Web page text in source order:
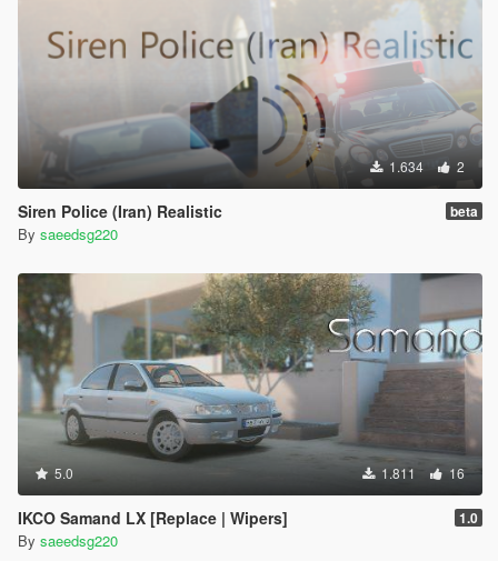
1.634 2
Siren Police (Iran) Realistic beta
By saeedsg220
5.0 1.811 16
IKCO Samand LX [Replace | Wipers] 1.0
By saeedsg220